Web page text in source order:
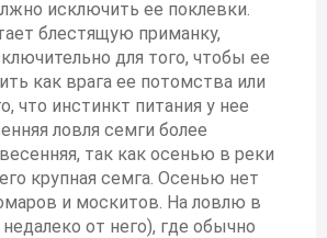
исключить ее поклевки.
блестящую приманку,
для того, чтобы ее
как врага ее потомства или
что инстинкт питания у нее
ловля семги более
так как осенью в реки
крупная семга. Осенью нет
и москитов. На ловлю в
от него), где обычно